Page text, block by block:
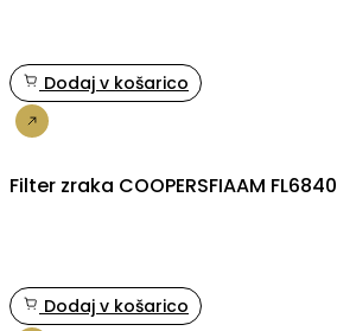
Dodaj v košarico
Filter zraka COOPERSFIAAM FL6840
Dodaj v košarico